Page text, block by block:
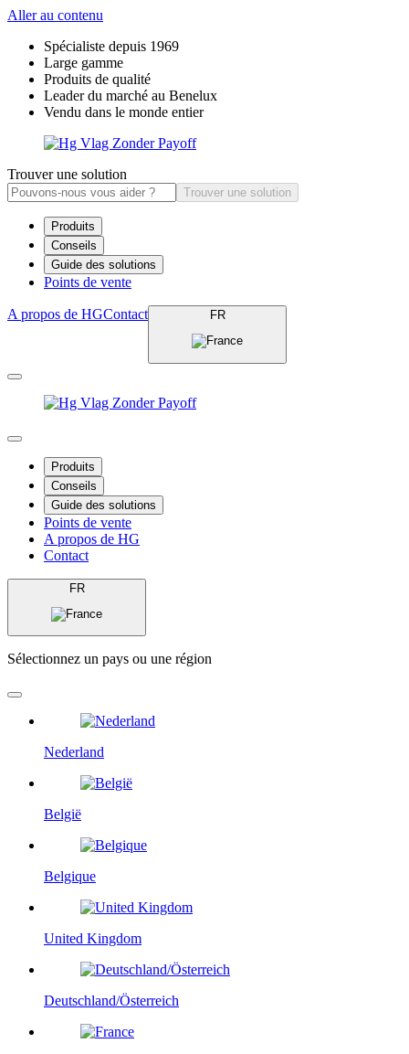
Aller au contenu
Spécialiste depuis 1969
Large gamme
Produits de qualité
Leader du marché au Benelux
Vendu dans le monde entier
Trouver une solution
Trouver une solution
Produits
Conseils
Guide des solutions
Points de vente
A propos de HGContact FR
Produits
Conseils
Guide des solutions
Points de vente
A propos de HG
Contact
FR
Sélectionnez un pays ou une région
Nederland
België
Belgique
United Kingdom
Deutschland/Österreich